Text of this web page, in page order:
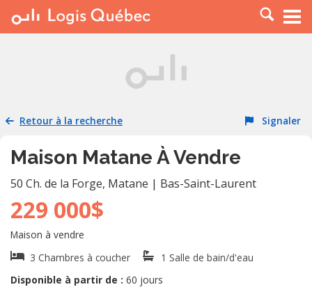
À LOUER
PLACER UNE ANNONCE
RESSOURCES
Retour à la recherche Signaler
Maison Matane À Vendre
50 Ch. de la Forge, Matane | Bas-Saint-Laurent
229 000$
Maison à vendre
3 Chambres à coucher
1 Salle de bain/d'eau
Disponible à partir de : 60 jours